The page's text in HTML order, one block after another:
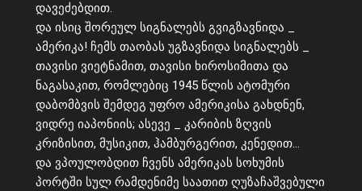
დავეძებდით.
და ისიც შორეულ სიგნალებს გვიგზავნიდა _
ამერიკა! ჩემს თაობას უგზავნიდა სიგნალებს _
თავისი ვიეტნამით, თავისი ხიროსიმითა და
ნაგასაკით, რომლებიც 1945 წლის ატომური
დაბომბვის შემდეგ უფრო ამერიკისა გახდნენ,
ვიდრე იაპონიის; ასევე _ კარიბის ზღვის
კრიზისით, მუსიკით, ჰამბურგერით, კენედით…
და ვპოულობდით ჩვენს ამერიკას სოხუმის
პორტში სულ რამდენიმე საათით ღუზაჩაშვებული